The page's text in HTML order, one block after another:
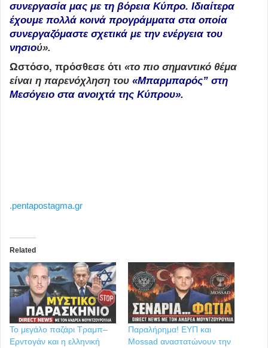
συνεργασία μας με τη βόρεια Κύπρο. Ιδιαίτερα
έχουμε πολλά κοινά προγράμματα στα οποία
συνεργαζόμαστε σχετικά με την ενέργεια του
νησιού».
Ωστόσο, πρόσθεσε ότι «το πιο σημαντικό θέμα
είναι η παρενόχληση του «Μπαρμπαρός” στη
Μεσόγειο στα ανοιχτά της Κύπρου».
.pentapostagma.gr
Related
Το μεγάλο παζάρι Τραμπ–
Ερντογάν και η ελληνική
Παραλήρημα! ΕΥΠ και
Mossad αναστατώνουν την